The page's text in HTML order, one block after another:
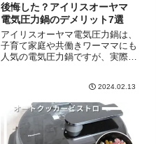
後悔した？アイリスオーヤマ
電気圧力鍋のデメリット7選
アイリスオーヤマ電気圧力鍋は、
子育て家庭や共働きワーママにも
人気の電気圧力鍋ですが、実際に
より時短にならなかったり、お手
入れが面倒くさかったり…。 こ
の記事では、買って後悔しない
よ...
2024.02.13